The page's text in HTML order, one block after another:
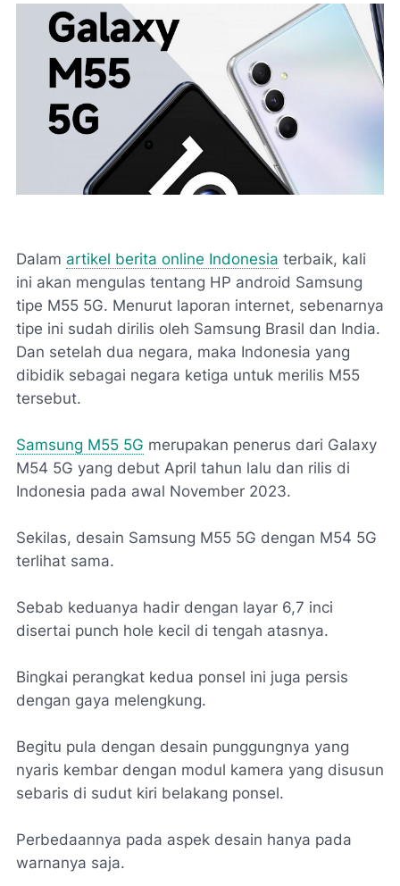
Dalam artikel berita online Indonesia terbaik, kali
ini akan mengulas tentang HP android Samsung
tipe M55 5G. Menurut laporan internet, sebenarnya
tipe ini sudah dirilis oleh Samsung Brasil dan India.
Dan setelah dua negara, maka Indonesia yang
dibidik sebagai negara ketiga untuk merilis M55
tersebut.
Samsung M55 5G merupakan penerus dari Galaxy
M54 5G yang debut April tahun lalu dan rilis di
Indonesia pada awal November 2023.
Sekilas, desain Samsung M55 5G dengan M54 5G
terlihat sama.
Sebab keduanya hadir dengan layar 6,7 inci
disertai punch hole kecil di tengah atasnya.
Bingkai perangkat kedua ponsel ini juga persis
dengan gaya melengkung.
Begitu pula dengan desain punggungnya yang
nyaris kembar dengan modul kamera yang disusun
sebaris di sudut kiri belakang ponsel.
Perbedaannya pada aspek desain hanya pada
warnanya saja.